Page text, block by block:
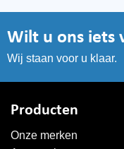
Wilt u ons iets
Wij staan voor u klaar.
Producten
Onze merken